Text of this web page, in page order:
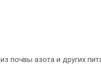
почвы азота и других